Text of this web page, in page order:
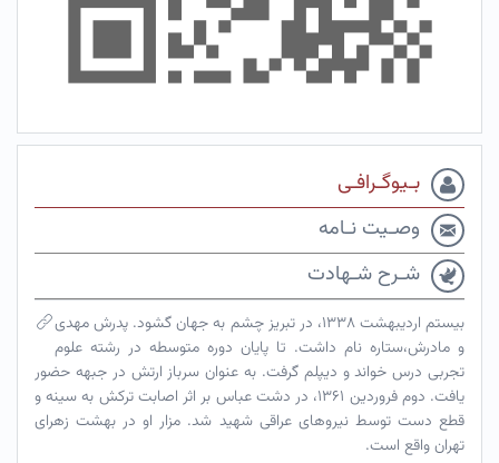
بـیوگـرافـی
وصـیت نـامه
شـرح شـهادت
بیستم اردیبهشت ۱۳۳۸، در تبریز چشم به جهان گشود. پدرش مهدی
و مادرش،ستاره نام داشت. تا پایان دوره متوسطه در رشته علوم
تجربی درس خواند و دیپلم گرفت. به عنوان سرباز ارتش در جبهه حضور
یافت. دوم فروردین ۱۳۶۱، در دشت عباس بر اثر اصابت ترکش به سینه و
قطع دست توسط نیروهای عراقی شهید شد. مزار او در بهشت زهرای
تهران واقع است.